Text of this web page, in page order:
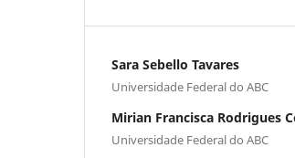
Sara Sebello Tavares
Universidade Federal do ABC
Mirian Francisca Rodrigues
Universidade Federal do ABC